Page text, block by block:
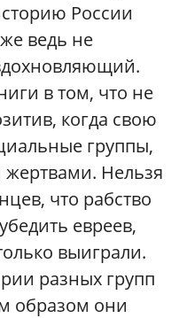
России
ведь не
в том, что не
когда свою
группы,
Нельзя
что рабство
евреев,
выиграли.
разных групп
образом они